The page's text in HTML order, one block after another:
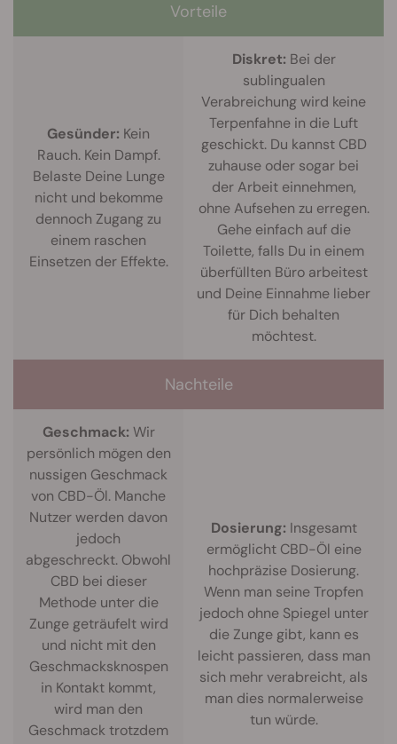
Vorteile
Gesünder: Kein
Rauch. Kein Dampf.
Belaste Deine Lunge
nicht und bekomme
dennoch Zugang zu
einem raschen
Einsetzen der Effekte.
Diskret: Bei der
sublingualen
Verabreichung wird keine
Terpenfahne in die Luft
geschickt. Du kannst CBD
zuhause oder sogar bei
der Arbeit einnehmen,
ohne Aufsehen zu erregen.
Gehe einfach auf die
Toilette, falls Du in einem
überfüllten Büro arbeitest
und Deine Einnahme lieber
für Dich behalten
möchtest.
Nachteile
Geschmack: Wir
persönlich mögen den
nussigen Geschmack
von CBD-Öl. Manche
Nutzer werden davon
jedoch
abgeschreckt. Obwohl
CBD bei dieser
Methode unter die
Zunge geträufelt wird
und nicht mit den
Geschmacksknospen
in Kontakt kommt,
wird man den
Geschmack trotzdem
Dosierung: Insgesamt
ermöglicht CBD-Öl eine
hochpräzise Dosierung.
Wenn man seine Tropfen
jedoch ohne Spiegel unter
die Zunge gibt, kann es
leicht passieren, dass man
sich mehr verabreicht, als
man dies normalerweise
tun würde.